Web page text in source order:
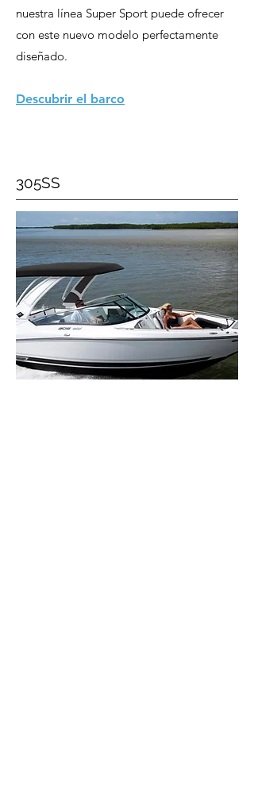
nuestra línea Super Sport puede ofrecer
con este nuevo modelo perfectamente
diseñado.
Descubrir el barco
305SS